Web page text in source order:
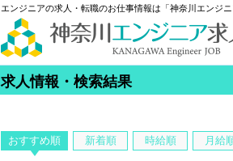
エンジニアの求人・転職のお仕事情報は「神奈川エンジニ
求人情報・検索結果
おすすめ順 新着順 時給順 月給